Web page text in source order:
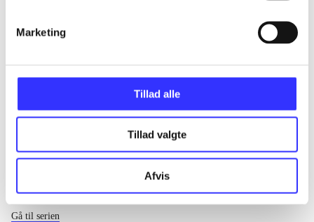
Marketing
Tillad alle
Tillad valgte
Afvis
...
Fandango - dansk for 3. klasse
Gå til serien